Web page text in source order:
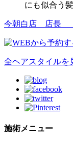
にも似合う
今朝白店 店長
全ヘアスタイルを
施術メニュー